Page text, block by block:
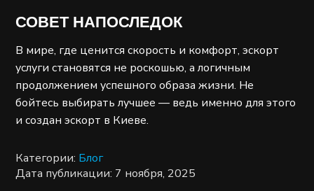
СОВЕТ НАПОСЛЕДОК
В мире, где ценится скорость и комфорт, эскорт
услуги становятся не роскошью, а логичным
продолжением успешного образа жизни. Не
бойтесь выбирать лучшее — ведь именно для этого
и создан эскорт в Киеве.
Категории: Блог
Дата публикации: 7 ноября, 2025